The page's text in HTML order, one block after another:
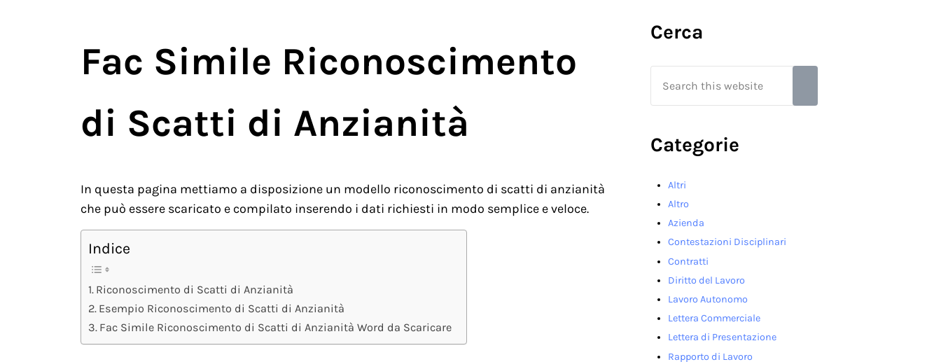
Fac Simile Riconoscimento
di Scatti di Anzianità
In questa pagina mettiamo a disposizione un modello riconoscimento di scatti di anzianità
che può essere scaricato e compilato inserendo i dati richiesti in modo semplice e veloce.
Indice
Riconoscimento di Scatti di Anzianità
Esempio Riconoscimento di Scatti di Anzianità
Fac Simile Riconoscimento di Scatti di Anzianità Word da Scaricare
Cerca
Categorie
Altri
Altro
Azienda
Contestazioni Disciplinari
Contratti
Diritto del Lavoro
Lavoro Autonomo
Lettera Commerciale
Lettera di Presentazione
Rapporto di Lavoro